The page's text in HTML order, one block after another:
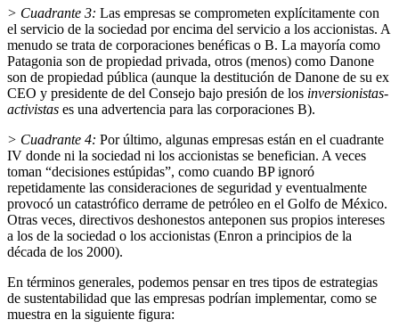
> Cuadrante 3: Las empresas se comprometen explícitamente con
el servicio de la sociedad por encima del servicio a los accionistas. A
menudo se trata de corporaciones benéficas o B. La mayoría como
Patagonia son de propiedad privada, otros (menos) como Danone
son de propiedad pública (aunque la destitución de Danone de su ex
CEO y presidente de del Consejo bajo presión de los inversionistas-
activistas es una advertencia para las corporaciones B).
> Cuadrante 4: Por último, algunas empresas están en el cuadrante
IV donde ni la sociedad ni los accionistas se benefician. A veces
toman “decisiones estúpidas”, como cuando BP ignoró
repetidamente las consideraciones de seguridad y eventualmente
provocó un catastrófico derrame de petróleo en el Golfo de México.
Otras veces, directivos deshonestos anteponen sus propios intereses
a los de la sociedad o los accionistas (Enron a principios de la
década de los 2000).
En términos generales, podemos pensar en tres tipos de estrategias
de sustentabilidad que las empresas podrían implementar, como se
muestra en la siguiente figura: